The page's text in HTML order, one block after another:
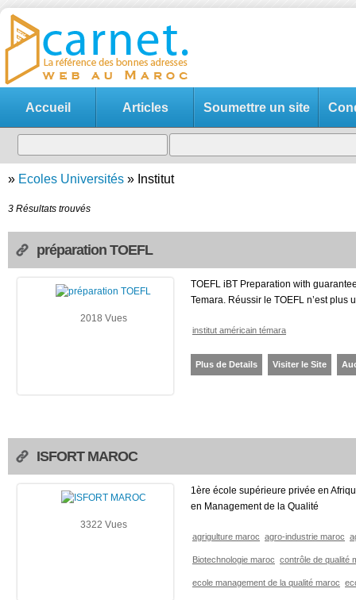
Accueil Articles Soumettre un site
» Ecoles Universités » Institut
3 Résultats trouvés
préparation TOEFL
2018 Vues
TOEFL iBT Preparation with
Temara. Réussir le TOEFL n’est plus
institut américain témara
Plus de Details Visiter le Site
ISFORT MAROC
3322 Vues
1ère école supérieure privée en
en Management de la Qualité
agrigulture maroc agro-industrie maroc
Biotechnologie maroc contrôle de qualité
ecole management de la qualité maroc